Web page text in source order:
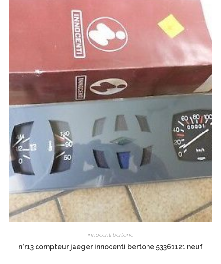
innocenti bertone
n°r13 compteur jaeger innocenti bertone 53361121 neuf